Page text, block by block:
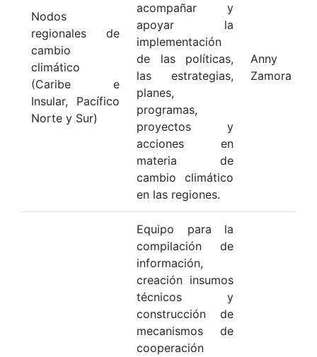
Nodos
regionales de
cambio
climático
(Caribe e
Insular, Pacífico
Norte y Sur)
acompañar y
apoyar la
implementación
de las políticas,
las estrategias,
planes,
programas,
proyectos y
acciones en
materia de
cambio climático
en las regiones.
Anny
Zamora
Equipo para la
compilación de
información,
creación insumos
técnicos y
construcción de
mecanismos de
cooperación